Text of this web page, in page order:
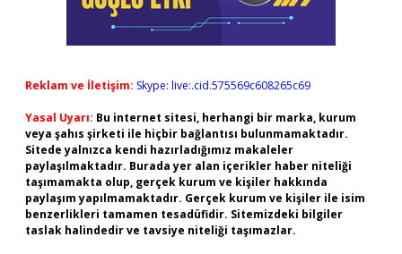
Reklam ve İletişim: Skype: live:.cid.575569c608265c69
Yasal Uyarı: Bu internet sitesi, herhangi bir marka, kurum
veya şahıs şirketi ile hiçbir bağlantısı bulunmamaktadır.
Sitede yalnızca kendi hazırladığımız makaleler
paylaşılmaktadır. Burada yer alan içerikler haber niteliği
taşımamakta olup, gerçek kurum ve kişiler hakkında
paylaşım yapılmamaktadır. Gerçek kurum ve kişiler ile isim
benzerlikleri tamamen tesadüfidir. Sitemizdeki bilgiler
taslak halindedir ve tavsiye niteliği taşımazlar.